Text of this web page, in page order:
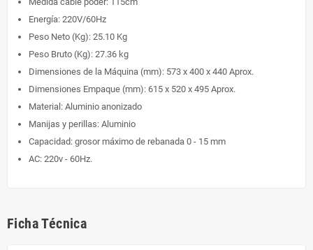
Energía: 220V/60Hz
Peso Neto (Kg): 25.10 Kg
Peso Bruto (Kg): 27.36 kg
Dimensiones de la Máquina (mm): 573 x 400 x 440 Aprox.
Dimensiones Empaque (mm): 615 x 520 x 495 Aprox.
Material: Aluminio anonizado
Manijas y perillas: Aluminio
Capacidad: grosor máximo de rebanada 0 - 15 mm
AC: 220v - 60Hz.
Ficha Técnica